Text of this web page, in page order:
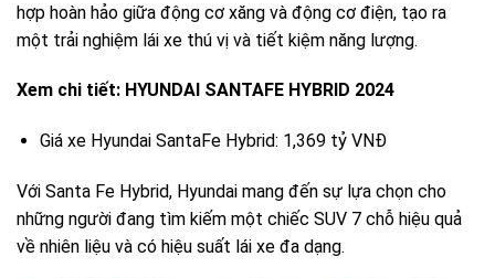
hợp hoàn hảo giữa động cơ xăng và động cơ điện, tạo ra
một trải nghiệm lái xe thú vị và tiết kiệm năng lượng.
Xem chi tiết: HYUNDAI SANTAFE HYBRID 2024
Giá xe Hyundai SantaFe Hybrid: 1,369 tỷ VNĐ
Với Santa Fe Hybrid, Hyundai mang đến sự lựa chọn cho
những người đang tìm kiếm một chiếc SUV 7 chỗ hiệu quả
về nhiên liệu và có hiệu suất lái xe đa dạng.